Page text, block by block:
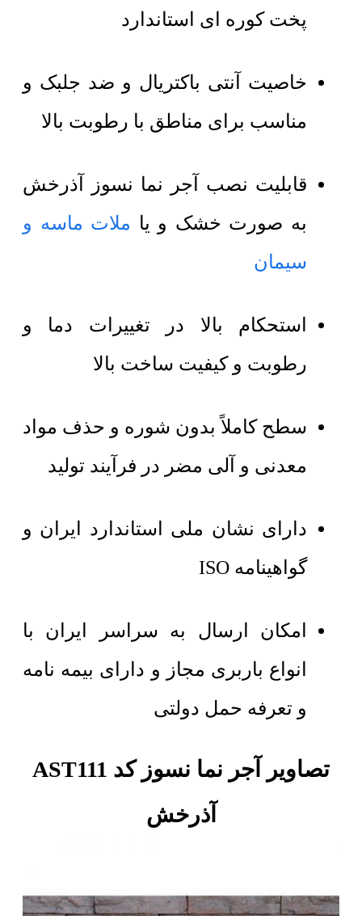
پخت کوره ای استاندارد
خاصیت آنتی باکتریال و ضد جلبک و
مناسب برای مناطق با رطوبت بالا
قابلیت نصب آجر نما نسوز آذرخش
به صورت خشک و یا ملات ماسه و
سیمان
استحکام بالا در تغییرات دما و
رطوبت و کیفیت ساخت بالا
سطح کاملاً بدون شوره و حذف مواد
معدنی و آلی مضر در فرآیند تولید
دارای نشان ملی استاندارد ایران و
گواهینامه ISO
امکان ارسال به سراسر ایران با
انواع باربری مجاز و دارای بیمه نامه
و تعرفه حمل دولتی
تصاویر آجر نما نسوز کد AST111
آذرخش